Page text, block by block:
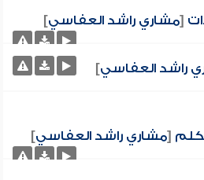
[مشاري راشد العفاسي]
راشد العفاسي]
[مشاري راشد العفاسي]